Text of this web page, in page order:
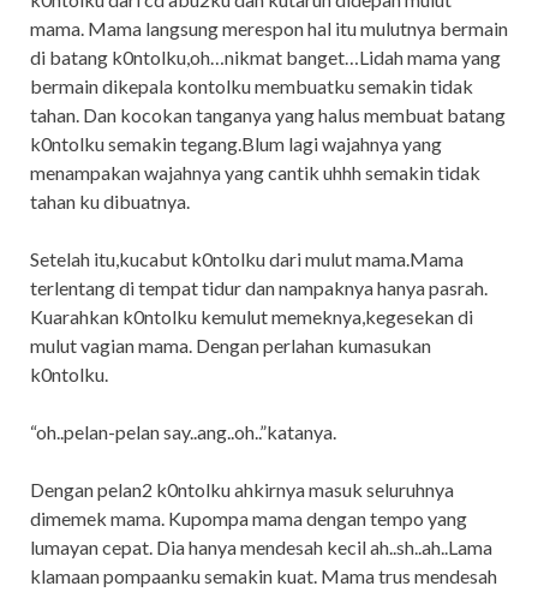
mama. Mama langsung merespon hal itu mulutnya bermain
di batang k0ntolku,oh…nikmat banget…Lidah mama yang
bermain dikepala kontolku membuatku semakin tidak
tahan. Dan kocokan tanganya yang halus membuat batang
k0ntolku semakin tegang.Blum lagi wajahnya yang
menampakan wajahnya yang cantik uhhh semakin tidak
tahan ku dibuatnya.
Setelah itu,kucabut k0ntolku dari mulut mama.Mama
terlentang di tempat tidur dan nampaknya hanya pasrah.
Kuarahkan k0ntolku kemulut memeknya,kegesekan di
mulut vagian mama. Dengan perlahan kumasukan
k0ntolku.
“oh..pelan-pelan say..ang..oh..”katanya.
Dengan pelan2 k0ntolku ahkirnya masuk seluruhnya
dimemek mama. Kupompa mama dengan tempo yang
lumayan cepat. Dia hanya mendesah kecil ah..sh..ah..Lama
klamaan pompaanku semakin kuat. Mama trus mendesah